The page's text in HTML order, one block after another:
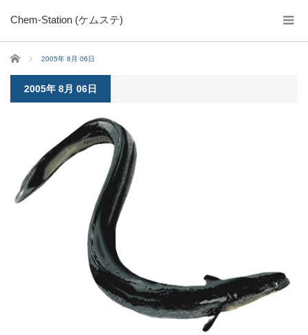
Chem-Station (ケムステ)
ホーム 2005年 8月 06日
2005年 8月 06日